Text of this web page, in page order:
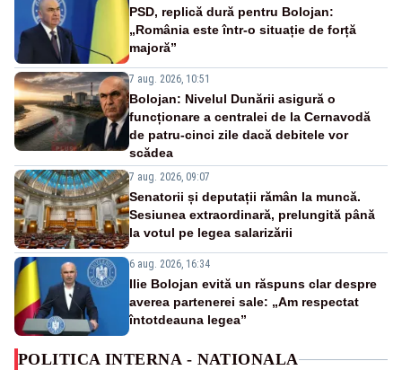
PSD, replică dură pentru Bolojan:
„România este într-o situație de forță
majoră”
7 aug. 2026, 10:51
Bolojan: Nivelul Dunării asigură o
funcționare a centralei de la Cernavodă
de patru-cinci zile dacă debitele vor
scădea
7 aug. 2026, 09:07
Senatorii și deputații rămân la muncă.
Sesiunea extraordinară, prelungită până
la votul pe legea salarizării
6 aug. 2026, 16:34
Ilie Bolojan evită un răspuns clar despre
averea partenerei sale: „Am respectat
întotdeauna legea”
POLITICA INTERNA - NATIONALA